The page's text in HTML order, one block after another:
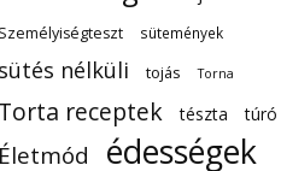
sütemények
nélküli tojás Torna
receptek tészta túró
édességek